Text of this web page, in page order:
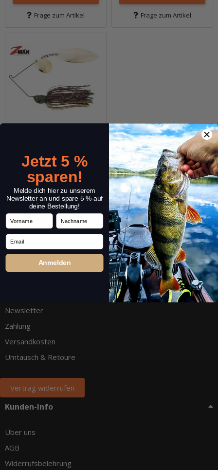
Frage zum Artikel Frage zum Artikel
12,99 €*
Packung: 1 Stk.
Varianten: 16
Zum Artikel
Newsletter
Zahlung
Versandkosten
Umtausch & Retoure
Vertrag widerrufen
Kunden-Info
Über uns
AGB
Widerrufsbelehrung
Jetzt 5 %
sparen!
Melde dich hier zu unserem
Newsletter an und spare 5 % auf
deine Bestellung!
Vorname Nachname
Email
Anmelden